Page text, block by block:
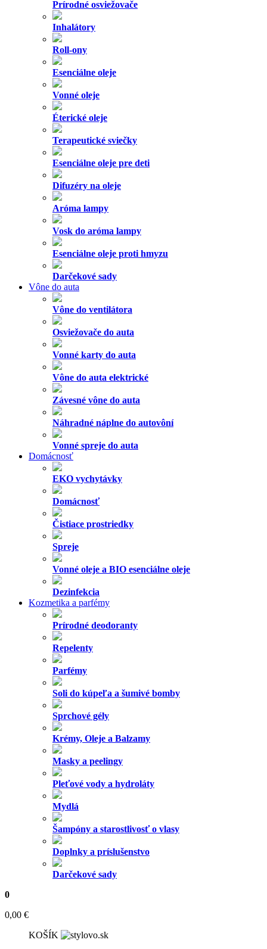
Prírodné osviežovače
Inhalátory
Roll-ony
Esenciálne oleje
Vonné oleje
Éterické oleje
Terapeutické sviečky
Esenciálne oleje pre deti
Difuzéry na oleje
Aróma lampy
Vosk do aróma lampy
Esenciálne oleje proti hmyzu
Darčekové sady
Vône do auta
Vône do ventilátora
Osviežovače do auta
Vonné karty do auta
Vône do auta elektrické
Závesné vône do auta
Náhradné náplne do autovôní
Vonné spreje do auta
Domácnosť
EKO vychytávky
Domácnosť
Čistiace prostriedky
Spreje
Vonné oleje a BIO esenciálne oleje
Dezinfekcia
Kozmetika a parfémy
Prírodné deodoranty
Repelenty
Parfémy
Soli do kúpeľa a šumivé bomby
Sprchové gély
Krémy, Oleje a Balzamy
Masky a peelingy
Pleťové vody a hydroláty
Mydlá
Šampóny a starostlivosť o vlasy
Doplnky a príslušenstvo
Darčekové sady
0
0,00 €
KOŠÍK